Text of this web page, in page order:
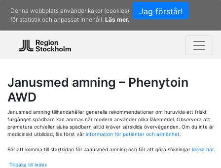
Jag förstår!
Denna webbplats använder kakor (cookies)
för statistik och anpassat innehåll. Läs mer.
Janusmed amning – Phenytoin
AWD
Janusmed amning tillhandahåller generella rekommendationer om huruvida ett friskt
fullgånget spädbarn kan ammas när modern använder olika läkemedel. Observera att
prematura och/eller sjuka spädbarn alltid kräver särskilda överväganden. Om du inte är
medicinskt utbildad, läs först vår information för patienter och allmänhet.
För att komma till startsidan för Janusmed amning och för att göra sökningar klicka här.
Tillbaka till index